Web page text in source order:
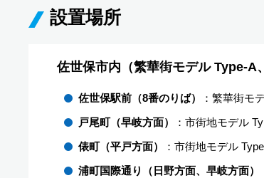
設置場所
佐世保市内（繁華街モデル Type-A
佐世保駅前（8番のりば） ：繁華街モ
戸尾町（早岐方面） ：市街地モデル
俵町（平戸方面） ：市街地モデル
浦町国際通り（日野方面、早岐方面）